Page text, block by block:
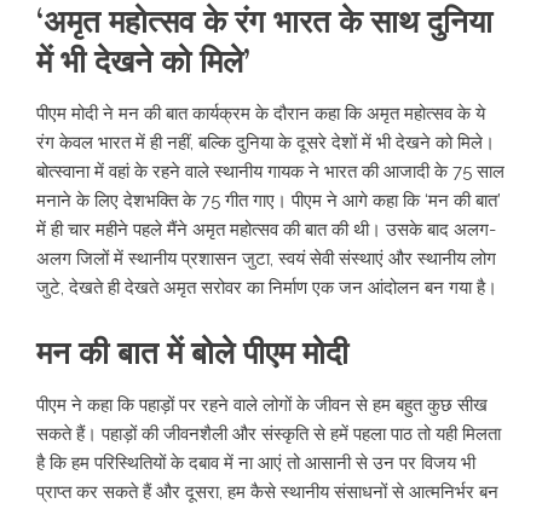
‘अमृत महोत्सव के रंग भारत के साथ दुनिया
में भी देखने को मिले’
पीएम मोदी ने मन की बात कार्यक्रम के दौरान कहा कि अमृत महोत्सव के ये
रंग केवल भारत में ही नहीं, बल्कि दुनिया के दूसरे देशों में भी देखने को मिले।
बोत्स्वाना में वहां के रहने वाले स्थानीय गायक ने भारत की आजादी के 75 साल
मनाने के लिए देशभक्ति के 75 गीत गाए। पीएम ने आगे कहा कि ‘मन की बात’
में ही चार महीने पहले मैंने अमृत महोत्सव की बात की थी। उसके बाद अलग-
अलग जिलों में स्थानीय प्रशासन जुटा, स्वयं सेवी संस्थाएं और स्थानीय लोग
जुटे, देखते ही देखते अमृत सरोवर का निर्माण एक जन आंदोलन बन गया है।
मन की बात में बोले पीएम मोदी
पीएम ने कहा कि पहाड़ों पर रहने वाले लोगों के जीवन से हम बहुत कुछ सीख
सकते हैं। पहाड़ों की जीवनशैली और संस्कृति से हमें पहला पाठ तो यही मिलता
है कि हम परिस्थितियों के दबाव में ना आएं तो आसानी से उन पर विजय भी
प्राप्त कर सकते हैं और दूसरा, हम कैसे स्थानीय संसाधनों से आत्मनिर्भर बन